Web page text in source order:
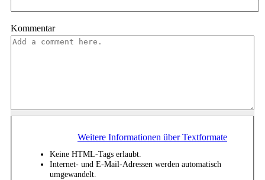
Kommentar
Weitere Informationen über Textformate
Keine HTML-Tags erlaubt.
Internet- und E-Mail-Adressen werden automatisch
umgewandelt.